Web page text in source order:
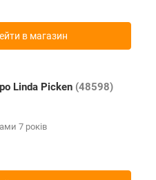
в магазин
Linda Picken (48598)
7 років